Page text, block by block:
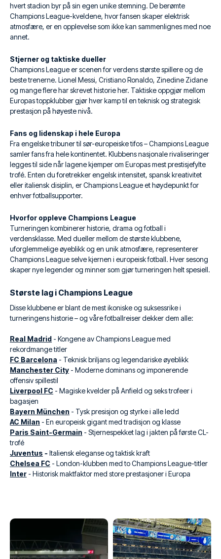
hvert stadion byr på sin egen unike stemning. De berømte
Champions League-kveldene, hvor fansen skaper elektrisk
atmosfære, er en opplevelse som ikke kan sammenlignes med noe
annet.
Stjerner og taktiske dueller
Champions League er scenen for verdens største spillere og de
beste trenerne. Lionel Messi, Cristiano Ronaldo, Zinedine Zidane
og mange flere har skrevet historie her. Taktiske oppgjør mellom
Europas toppklubber gjør hver kamp til en teknisk og strategisk
prestasjon på høyeste nivå.
Fans og lidenskap i hele Europa
Fra engelske tribuner til sør-europeiske tifos – Champions League
samler fans fra hele kontinentet. Klubbens nasjonale rivaliseringer
legges til side når lagene kjemper om Europas mest prestisjefylte
trofé. Enten du foretrekker engelsk intensitet, spansk kreativitet
eller italiensk disiplin, er Champions League et høydepunkt for
enhver fotballsupporter.
Hvorfor oppleve Champions League
Turneringen kombinerer historie, drama og fotball i
verdensklasse. Med dueller mellom de største klubbene,
uforglemmelige øyeblikk og en unik atmosfære, representerer
Champions League selve kjernen i europeisk fotball. Hver sesong
skaper nye legender og minner som gjør turneringen helt spesiell.
Største lag i Champions League
Disse klubbene er blant de mest ikoniske og suksessrike i
turneringens historie – og våre fotballreiser dekker dem alle:
Real Madrid - Kongene av Champions League med
rekordmange titler
FC Barcelona - Teknisk briljans og legendariske øyeblikk
Manchester City - Moderne dominans og imponerende
offensiv spillestil
Liverpool FC - Magiske kvelder på Anfield og seks trofeer i
bagasjen
Bayern München - Tysk presisjon og styrke i alle ledd
AC Milan - En europeisk gigant med tradisjon og klasse
Paris Saint-Germain - Stjernespekket lag i jakten på første CL-
trofé
Juventus - Italiensk eleganse og taktisk kraft
Chelsea FC - London-klubben med to Champions League-titler
Inter - Historisk maktfaktor med store prestasjoner i Europa